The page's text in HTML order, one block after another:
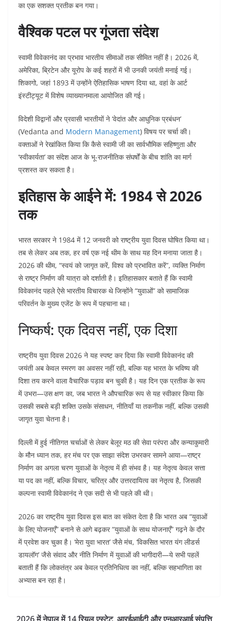
का एक सशक्त प्रतीक बन गया।
वैश्विक पटल पर गूंजता संदेश
स्वामी विवेकानंद का प्रभाव भारतीय सीमाओं तक सीमित नहीं है। 2026 में,
अमेरिका, ब्रिटेन और यूरोप के कई शहरों में भी उनकी जयंती मनाई गई।
शिकागो, जहां 1893 में उन्होंने ऐतिहासिक भाषण दिया था, वहां के आर्ट
इंस्टीट्यूट में विशेष व्याख्यानमाला आयोजित की गई।
विदेशी विद्वानों और प्रवासी भारतीयों ने ‘वेदांत और आधुनिक प्रबंधन’
(Vedanta and Modern Management) विषय पर चर्चा की।
वक्ताओं ने रेखांकित किया कि कैसे स्वामी जी का सार्वभौमिक सहिष्णुता और
‘स्वीकार्यता’ का संदेश आज के भू-राजनीतिक संघर्षों के बीच शांति का मार्ग
प्रशस्त कर सकता है।
इतिहास के आईने में: 1984 से 2026
तक
भारत सरकार ने 1984 में 12 जनवरी को राष्ट्रीय युवा दिवस घोषित किया था।
तब से लेकर अब तक, हर वर्ष एक नई थीम के साथ यह दिन मनाया जाता है।
2026 की थीम, “स्वयं को जागृत करें, विश्व को प्रभावित करें”, व्यक्ति निर्माण
से राष्ट्र निर्माण की यात्रा को दर्शाती है। इतिहासकार बताते हैं कि स्वामी
विवेकानंद पहले ऐसे भारतीय विचारक थे जिन्होंने “युवाओं” को सामाजिक
परिवर्तन के मुख्य एजेंट के रूप में पहचाना था।
निष्कर्ष: एक दिवस नहीं, एक दिशा
राष्ट्रीय युवा दिवस 2026 ने यह स्पष्ट कर दिया कि स्वामी विवेकानंद की
जयंती अब केवल स्मरण का अवसर नहीं रही, बल्कि यह भारत के भविष्य की
दिशा तय करने वाला वैचारिक पड़ाव बन चुकी है। यह दिन एक प्रतीक के रूप
में उभरा—उस क्षण का, जब भारत ने औपचारिक रूप से यह स्वीकार किया कि
उसकी सबसे बड़ी शक्ति उसके संसाधन, नीतियाँ या तकनीक नहीं, बल्कि उसकी
जागृत युवा चेतना है।
दिल्ली में हुई नीतिगत चर्चाओं से लेकर बेलूर मठ की सेवा परंपरा और कन्याकुमारी
के मौन ध्यान तक, हर मंच पर एक साझा संदेश उभरकर सामने आया—राष्ट्र
निर्माण का अगला चरण युवाओं के नेतृत्व में ही संभव है। यह नेतृत्व केवल सत्ता
या पद का नहीं, बल्कि विचार, चरित्र और उत्तरदायित्व का नेतृत्व है, जिसकी
कल्पना स्वामी विवेकानंद ने एक सदी से भी पहले की थी।
2026 का राष्ट्रीय युवा दिवस इस बात का संकेत देता है कि भारत अब “युवाओं
के लिए योजनाएँ” बनाने से आगे बढ़कर “युवाओं के साथ योजनाएँ” गढ़ने के दौर
में प्रवेश कर चुका है। ‘मेरा युवा भारत’ जैसे मंच, ‘विकसित भारत यंग लीडर्स
डायलॉग’ जैसे संवाद और नीति निर्माण में युवाओं की भागीदारी—ये सभी पहलें
बताती हैं कि लोकतंत्र अब केवल प्रतिनिधित्व का नहीं, बल्कि सहभागिता का
अभ्यास बन रहा है।